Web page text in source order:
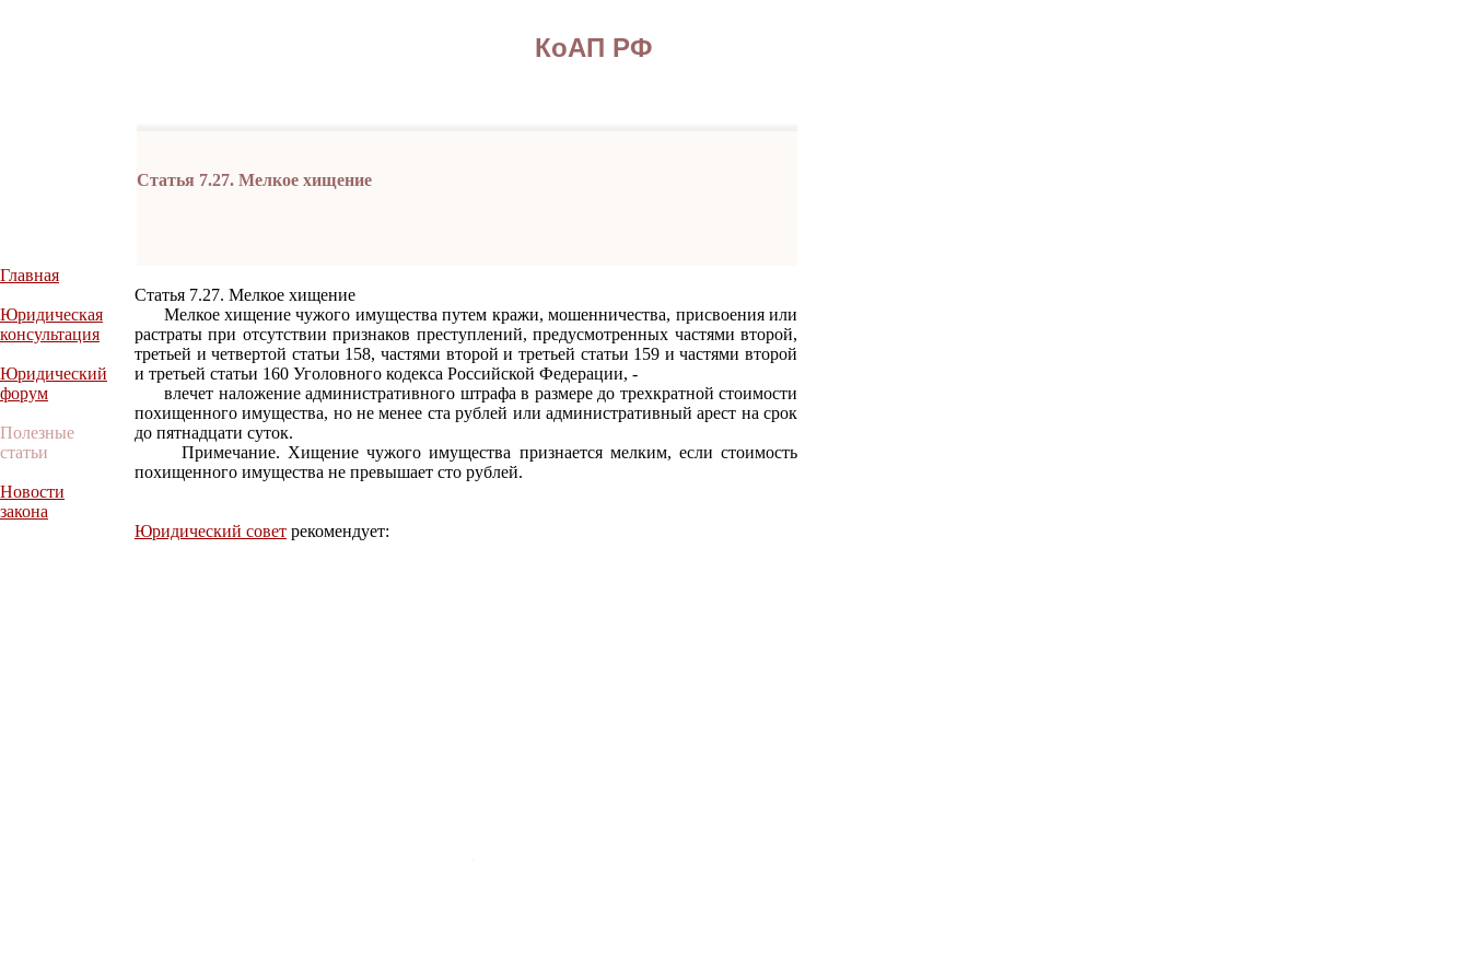
КоАП РФ
Статья 7.27. Мелкое хищение
Главная
Юридическая
консультация
Юридический
форум
Полезные
статьи
Новости
закона
Статья 7.27. Мелкое хищение
Мелкое хищение чужого имущества путем кражи, мошенничества, присвоения или
растраты при отсутствии признаков преступлений, предусмотренных частями второй,
третьей и четвертой статьи 158, частями второй и третьей статьи 159 и частями второй
и третьей статьи 160 Уголовного кодекса Российской Федерации, -
влечет наложение административного штрафа в размере до трехкратной стоимости
похищенного имущества, но не менее ста рублей или административный арест на срок
до пятнадцати суток.
Примечание. Хищение чужого имущества признается мелким, если стоимость
похищенного имущества не превышает сто рублей.
Юридический совет рекомендует: